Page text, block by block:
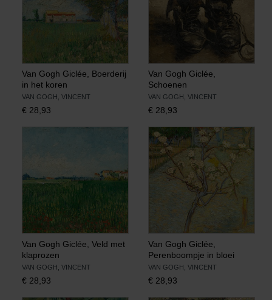
Van Gogh Giclée, Boerderij
in het koren
VAN GOGH, VINCENT
€ 28,93
Van Gogh Giclée,
Schoenen
VAN GOGH, VINCENT
€ 28,93
Van Gogh Giclée, Veld met
klaprozen
VAN GOGH, VINCENT
€ 28,93
Van Gogh Giclée,
Perenboompje in bloei
VAN GOGH, VINCENT
€ 28,93